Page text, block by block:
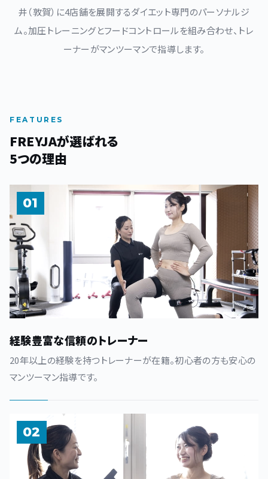
井（敦賀）に4店舗を展開するダイエット専門のパーソナルジ
ム。加圧トレーニングとフードコントロールを組み合わせ、トレ
ーナーがマンツーマンで指導します。
FEATURES
FREYJAが選ばれる
5つの理由
01
経験豊富な信頼のトレーナー
20年以上の経験を持つトレーナーが在籍。初心者の方も安心の
マンツーマン指導です。
02